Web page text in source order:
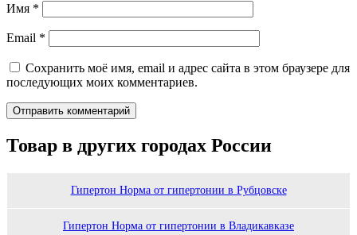
Имя *
Email *
Сохранить моё имя, email и адрес сайта в этом браузере для
последующих моих комментариев.
Товар в других городах России
Гипертон Норма от гипертонии в Рубцовске
Гипертон Норма от гипертонии в Владикавказе